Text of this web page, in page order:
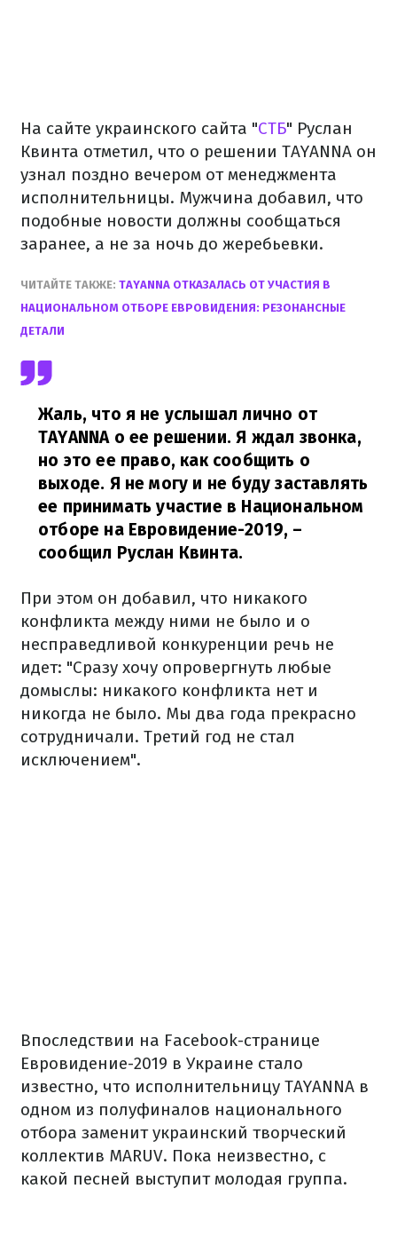
На сайте украинского сайта "СТБ" Руслан
Квинта отметил, что о решении TAYANNA он
узнал поздно вечером от менеджмента
исполнительницы. Мужчина добавил, что
подобные новости должны сообщаться
заранее, а не за ночь до жеребьевки.
ЧИТАЙТЕ ТАКЖЕ: TAYANNA ОТКАЗАЛАСЬ ОТ УЧАСТИЯ В
НАЦИОНАЛЬНОМ ОТБОРЕ ЕВРОВИДЕНИЯ: РЕЗОНАНСНЫЕ
ДЕТАЛИ
Жаль, что я не услышал лично от
TAYANNA о ее решении. Я ждал звонка,
но это ее право, как сообщить о
выходе. Я не могу и не буду заставлять
ее принимать участие в Национальном
отборе на Евровидение-2019, –
сообщил Руслан Квинта.
При этом он добавил, что никакого
конфликта между ними не было и о
несправедливой конкуренции речь не
идет: "Сразу хочу опровергнуть любые
домыслы: никакого конфликта нет и
никогда не было. Мы два года прекрасно
сотрудничали. Третий год не стал
исключением".
Впоследствии на Facebook-странице
Евровидение-2019 в Украине стало
известно, что исполнительницу TAYANNA в
одном из полуфиналов национального
отбора заменит украинский творческий
коллектив MARUV. Пока неизвестно, с
какой песней выступит молодая группа.